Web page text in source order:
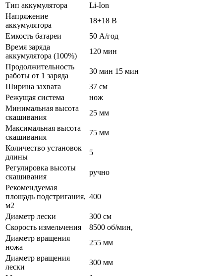
Тип аккумулятора
Li-Ion
Напряжение
аккумулятора
18+18 В
Емкость батареи
50 А/год
Время заряда
аккумулятора (100%)
120 мин
Продолжительность
работы от 1 заряда
30 мин 15 мин
Ширина захвата
37 см
Режущая система
нож
Минимальная высота
скашивания
25 мм
Максимальная высота
скашивания
75 мм
Количество установок
длины
5
Регулировка высоты
скашивания
ручно
Рекомендуемая
площадь подстригания,
м2
400
Диаметр лески
300 см
Скорость измельчения
8500 об/мин,
Диаметр вращения
ножа
255 мм
Диаметр вращения
лески
300 мм